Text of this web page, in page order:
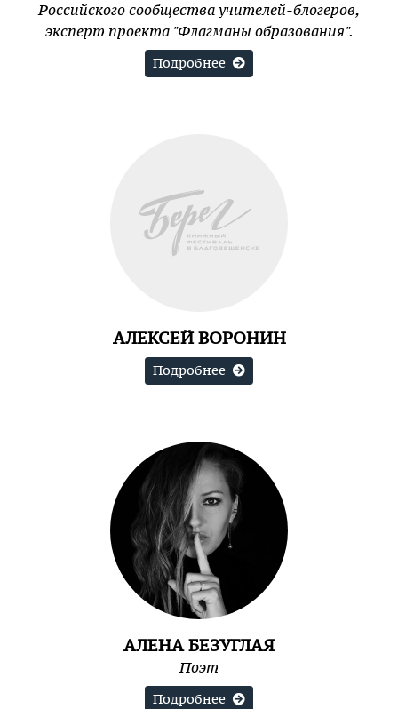
Российского сообщества учителей-блогеров,
эксперт проекта "Флагманы образования".
Подробнее
АЛЕКСЕЙ ВОРОНИН
Подробнее
АЛЕНА БЕЗУГЛАЯ
Поэт
Подробнее